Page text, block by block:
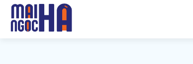
Skip
content